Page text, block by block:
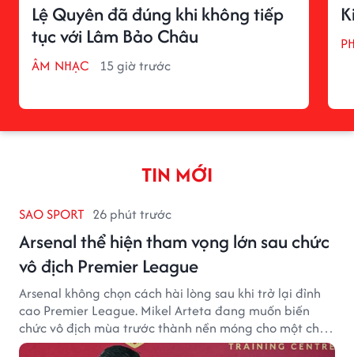
Lệ Quyên đã đúng khi không tiếp
tục với Lâm Bảo Châu
ÂM NHẠC 15 giờ trước
TIN MỚI
SAO SPORT 26 phút trước
Arsenal thể hiện tham vọng lớn sau chức
vô địch Premier League
Arsenal không chọn cách hài lòng sau khi trở lại đỉnh
cao Premier League. Mikel Arteta đang muốn biến
chức vô địch mùa trước thành nền móng cho một chu
kỳ thành công mới.